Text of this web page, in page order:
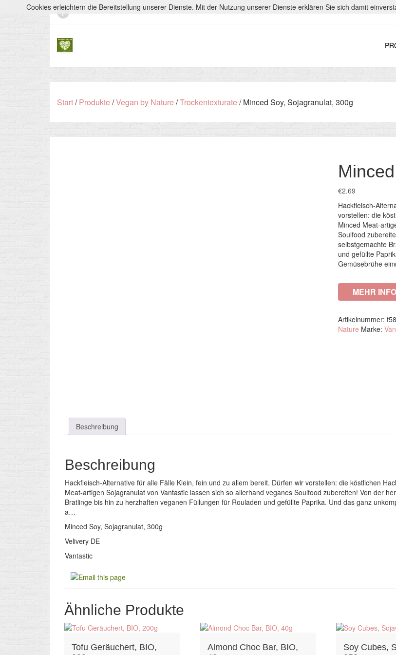
Start/Produkte /Vegan by Nature /Trockentexturate / Minced Soy, Sojagranulat, 300g
€2.69
Hackfleisch-
vorstellen: die
Minced Meat-
Soulfood
selbstgemachte
und gefüllte
Gemüsebrühe
MEHR
Artikelnummer:
Nature Marke:
Beschreibung
Beschreibung
Hackfleisch-Alternative für alle Fälle Klein, fein und zu allem bereit. Dürfen wir vorstellen: die köstlichen
Meat-artigen Sojagranulat von Vantastic lassen sich so allerhand veganes Soulfood zubereiten! Von der
Bratlinge bis hin zu herzhaften veganen Füllungen für Rouladen und gefüllte Paprika. Und das ganz
a…
Minced Soy, Sojagranulat, 300g
Velivery DE
Vantastic
Ähnliche Produkte
Tofu Geräuchert, BIO,
Almond Choc Bar, BIO,
Soy Cubes,
Cookies erleichtern die Bereitstellung unserer Dienste. Mit der Nutzung unserer Dienste erklären Sie sich damit